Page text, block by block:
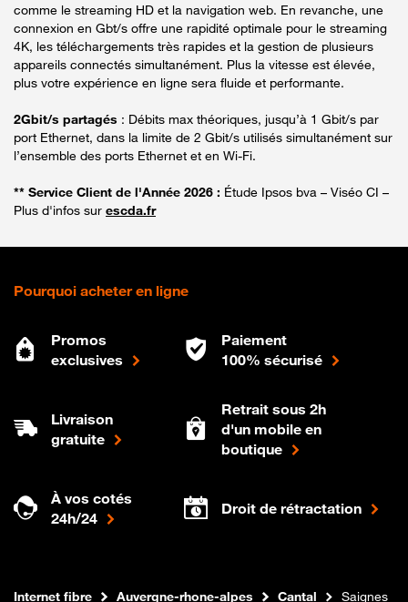
comme le streaming HD et la navigation web. En revanche, une
connexion en Gbt/s offre une rapidité optimale pour le streaming
4K, les téléchargements très rapides et la gestion de plusieurs
appareils connectés simultanément. Plus la vitesse est élevée,
plus votre expérience en ligne sera fluide et performante.
2Gbit/s partagés : Débits max théoriques, jusqu’à 1 Gbit/s par
port Ethernet, dans la limite de 2 Gbit/s utilisés simultanément sur
l’ensemble des ports Ethernet et en Wi-Fi.
** Service Client de l'Année 2026 : Étude Ipsos bva – Viséo CI –
Plus d'infos sur escda.fr
Pourquoi acheter en ligne
Promos
exclusives
Paiement
100% sécurisé
Livraison
gratuite
Retrait sous 2h
d'un mobile en
boutique
À vos cotés
24h/24
Droit de rétractation
Boutique Orange
Internet fibre Auvergne-rhone-alpes Cantal Saignes